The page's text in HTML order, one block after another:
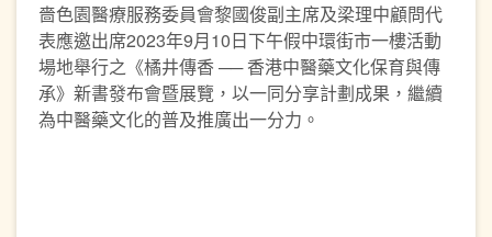
嗇色園醫療服務委員會黎國俊副主席及梁理中顧問代
表應邀出席2023年9月10日下午假中環街市一樓活動
場地舉行之《橘井傳香 ── 香港中醫藥文化保育與傳
承》新書發布會暨展覽，以一同分享計劃成果，繼續
為中醫藥文化的普及推廣出一分力。